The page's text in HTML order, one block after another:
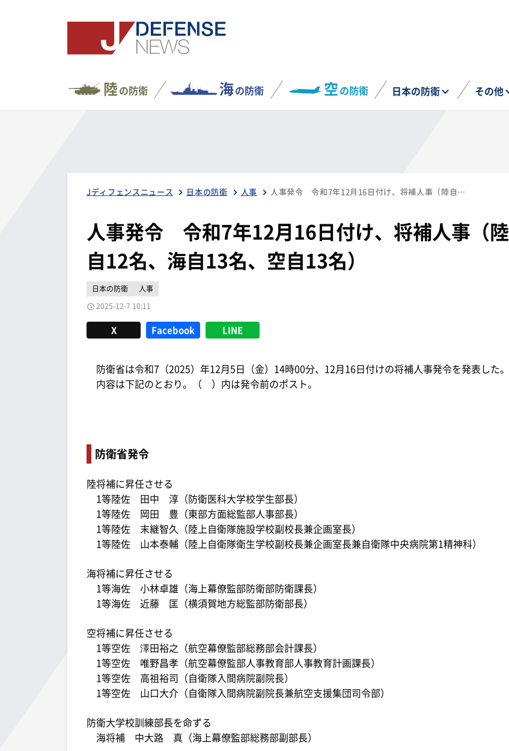
陸の防衛 海の防衛 空の防衛 日本の防衛 その他
Jディフェンスニュース 日本の防衛 人事 人事発令 令和7年12月16日付け、将補人事（陸自12名、海自13名、空自13名）
人事発令 令和7年12月16日付け、将補人事（陸
自12名、海自13名、空自13名）
日本の防衛
人事
2025-12-7 10:11
X Facebook LINE
防衛省は令和7（2025）年12月5日（金）14時00分、12月16日付けの将補人事発令を発表した。
内容は下記のとおり。（ ）内は発令前のポスト。
防衛省発令
陸将補に昇任させる
1等陸佐 田中 淳（防衛医科大学校学生部長）
1等陸佐 岡田 豊（東部方面総監部人事部長）
1等陸佐 末継智久（陸上自衛隊施設学校副校長兼企画室長）
1等陸佐 山本泰輔（陸上自衛隊衛生学校副校長兼企画室長兼自衛隊中央病院第1精神科）
海将補に昇任させる
1等海佐 小林卓雄（海上幕僚監部防衛部防衛課長）
1等海佐 近藤 匡（横須賀地方総監部防衛部長）
空将補に昇任させる
1等空佐 澤田裕之（航空幕僚監部総務部会計課長）
1等空佐 唯野昌孝（航空幕僚監部人事教育部人事教育計画課長）
1等空佐 高祖裕司（自衛隊入間病院副院長）
1等空佐 山口大介（自衛隊入間病院副院長兼航空支援集団司令部）
防衛大学校訓練部長を命ずる
海将補 中大路 真（海上幕僚監部総務部副部長）